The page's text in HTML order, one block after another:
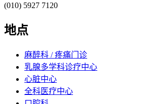
(010) 5927 7120
地点
麻醉科 / 疼痛门诊
乳腺多学科诊疗中心
心脏中心
全科医疗中心